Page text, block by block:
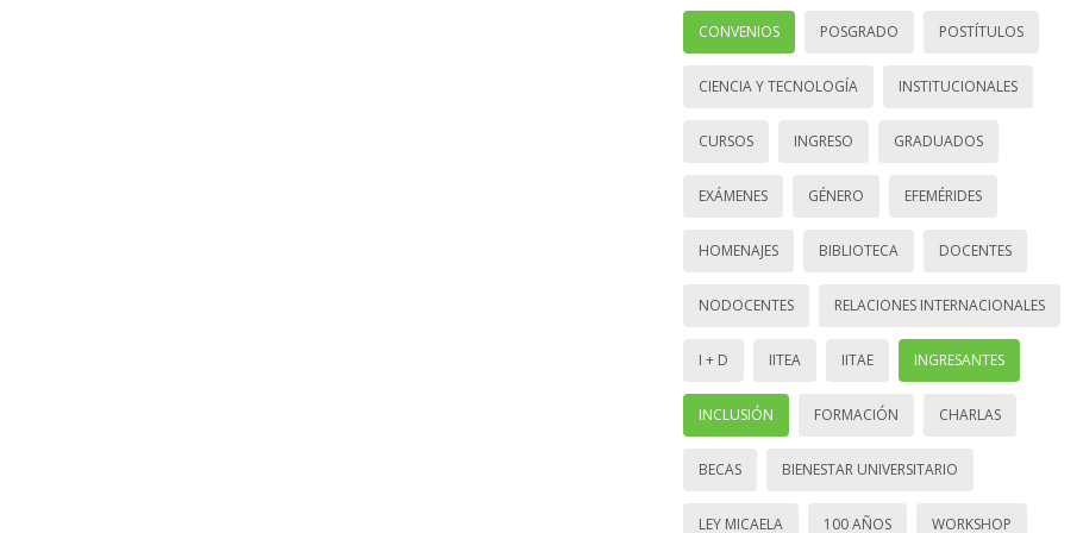
CONVENIOS POSGRADO POSTÍTULOS
CIENCIA Y TECNOLOGÍA INSTITUCIONALES
CURSOS INGRESO GRADUADOS
EXÁMENES GÉNERO EFEMÉRIDES
HOMENAJES BIBLIOTECA DOCENTES
NODOCENTES RELACIONES INTERNACIONALES
I + D IITEA IITAE INGRESANTES
INCLUSIÓN FORMACIÓN CHARLAS
BECAS BIENESTAR UNIVERSITARIO
LEY MICAELA 100 AÑOS WORKSHOP